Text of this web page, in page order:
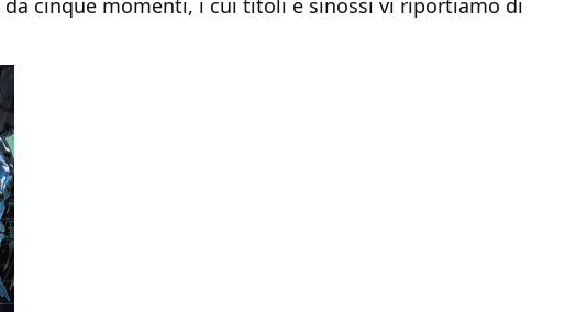
da cinque momenti, i cui titoli e sinossi vi riportiamo di